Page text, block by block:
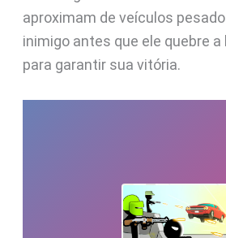
aproximam de veículos
inimigo antes que ele quebre
para garantir sua vitória.